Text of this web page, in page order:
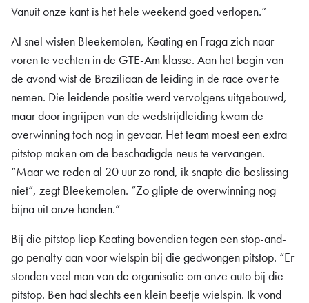
Vanuit onze kant is het hele weekend goed verlopen.”
Al snel wisten Bleekemolen, Keating en Fraga zich naar
voren te vechten in de GTE-Am klasse. Aan het begin van
de avond wist de Braziliaan de leiding in de race over te
nemen. Die leidende positie werd vervolgens uitgebouwd,
maar door ingrijpen van de wedstrijdleiding kwam de
overwinning toch nog in gevaar. Het team moest een extra
pitstop maken om de beschadigde neus te vervangen.
“Maar we reden al 20 uur zo rond, ik snapte die beslissing
niet”, zegt Bleekemolen. “Zo glipte de overwinning nog
bijna uit onze handen.”
Bij die pitstop liep Keating bovendien tegen een stop-and-
go penalty aan voor wielspin bij die gedwongen pitstop. “Er
stonden veel man van de organisatie om onze auto bij die
pitstop. Ben had slechts een klein beetje wielspin. Ik vond